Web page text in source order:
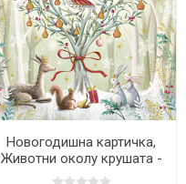
Новогодишна картичка,
Животни околу крушата -
Pictura